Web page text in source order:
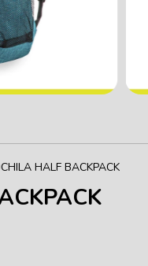
HALF BACKPACK